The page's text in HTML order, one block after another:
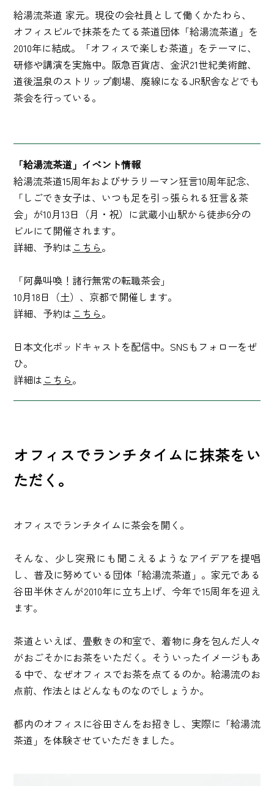
給湯流茶道 家元。現役の会社員として働くかたわら、
オフィスビルで抹茶をたてる茶道団体「給湯流茶道」を
2010年に結成。「オフィスで楽しむ茶道」をテーマに、
研修や講演を実施中。阪急百貨店、金沢21世紀美術館、
道後温泉のストリップ劇場、廃線になるJR駅舎などでも
茶会を行っている。
「給湯流茶道」イベント情報
給湯流茶道15周年およびサラリーマン狂言10周年記念、
「しごでき女子は、いつも足を引っ張られる狂言＆茶
会」が10月13日（月・祝）に武蔵小山駅から徒歩6分の
ビルにて開催されます。
詳細、予約は こちら。
「阿鼻叫喚！諸行無常の転職茶会」
10月18日（土）、京都で開催します。
詳細、予約は こちら。
日本文化ポッドキャストを配信中。SNSもフォローをぜ
ひ。
詳細は こちら。
オフィスでランチタイムに抹茶をい
ただく。
オフィスでランチタイムに茶会を開く。
そんな、少し突飛にも聞こえるようなアイデアを提唱
し、普及に努めている団体「給湯流茶道」。家元である
谷田半休さんが2010年に立ち上げ、今年で15周年を迎え
ます。
茶道といえば、畳敷きの和室で、着物に身を包んだ人々
がおごそかにお茶をいただく。そういったイメージもあ
る中で、なぜオフィスでお茶を点てるのか。給湯流のお
点前、作法とはどんなものなのでしょうか。
都内のオフィスに谷田さんをお招きし、実際に「給湯流
茶道」を体験させていただきました。